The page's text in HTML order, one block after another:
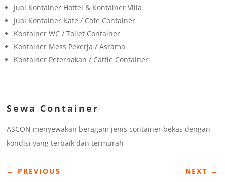
Jual Kontainer Hottel & Kontainer Villa
Jual Kontainer Kafe / Cafe Container
Kontainer WC / Toilet Container
Kontainer Mess Pekerja / Asrama
Kontainer Peternakan / Cattle Container
Sewa Container
ASCON menyewakan beragam jenis container bekas dengan
kondisi yang terbaik dan termurah
← PREVIOUS NEXT →